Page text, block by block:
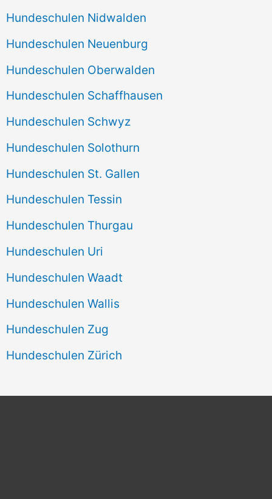
Hundeschulen Nidwalden
Hundeschulen Neuenburg
Hundeschulen Oberwalden
Hundeschulen Schaffhausen
Hundeschulen Schwyz
Hundeschulen Solothurn
Hundeschulen St. Gallen
Hundeschulen Tessin
Hundeschulen Thurgau
Hundeschulen Uri
Hundeschulen Waadt
Hundeschulen Wallis
Hundeschulen Zug
Hundeschulen Zürich